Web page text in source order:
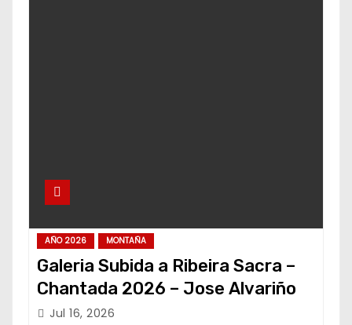
AÑO 2026 MONTAÑA
Galeria Subida a Ribeira Sacra –
Chantada 2026 – Jose Alvariño
Jul 16, 2026